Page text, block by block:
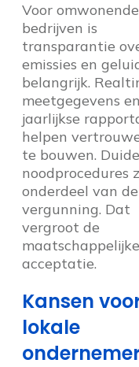
Voor
bedrijven is
transparantie
emissies en
belangrijk.
meetgegevens en
jaarlijkse
helpen
te bouwen.
noodprocedures
onderdeel van de
vergunning. Dat
vergroot de
maatschappelijke
acceptatie.
Kansen
lokale